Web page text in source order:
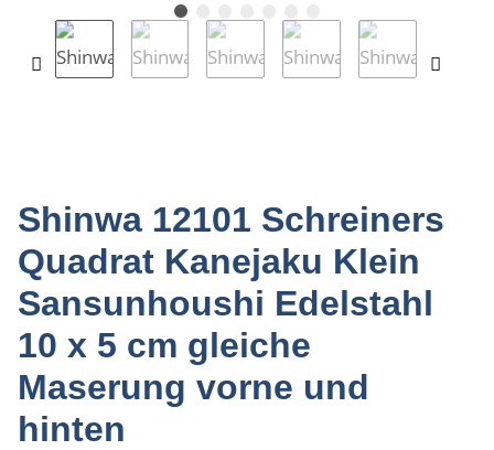
Shinwa 12101 Schreiners
Quadrat Kanejaku Klein
Sansunhoushi Edelstahl
10 x 5 cm gleiche
Maserung vorne und
hinten